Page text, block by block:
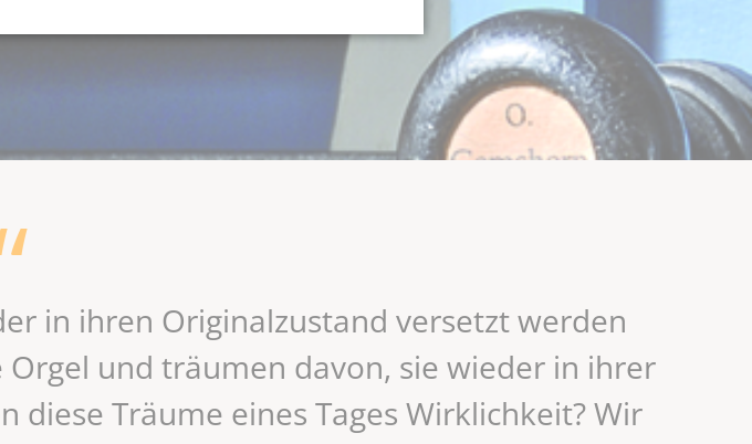
in ihren Originalzustand versetzt werden
und träumen davon, sie wieder in ihrer
Träume eines Tages Wirklichkeit? Wir